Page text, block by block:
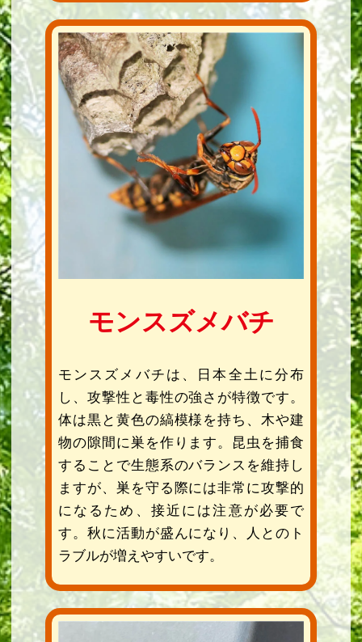
モンスズメバチ
モンスズメバチは、日本全土に分布
し、攻撃性と毒性の強さが特徴です。
体は黒と黄色の縞模様を持ち、木や建
物の隙間に巣を作ります。昆虫を捕食
することで生態系のバランスを維持し
ますが、巣を守る際には非常に攻撃的
になるため、接近には注意が必要で
す。秋に活動が盛んになり、人とのト
ラブルが増えやすいです。